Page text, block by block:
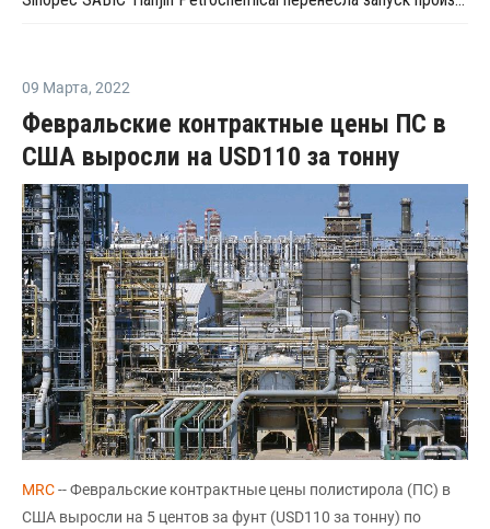
09 Марта, 2022
Февральские контрактные цены ПС в
США выросли на USD110 за тонну
MRC-- Февральские контрактные цены полистирола (ПС) в
США выросли на 5 центов за фунт (USD110 за тонну) по